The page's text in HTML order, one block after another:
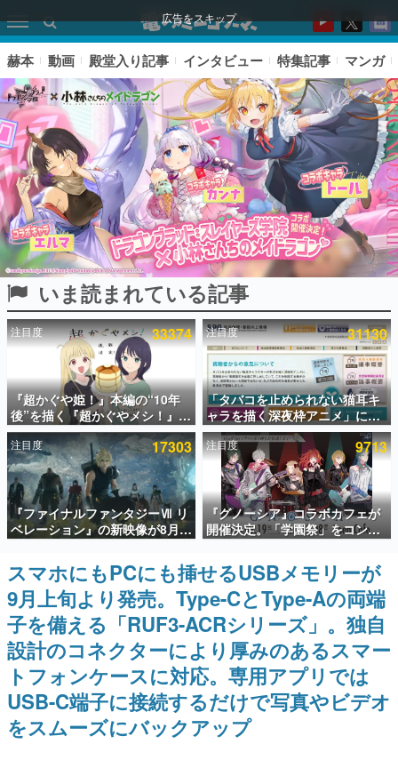
広告をスキップ
ピックアップ
電ファミのいま読まれている記事ランキング
アプリセール情報
インタビュー
連載・特集一覧
殿堂入り記事
SNS拡散数が数千以上！ ページビュー数万以上！ などな
ど。多くの人々に読まれた、電ファミ渾身の“殿堂入り”記
事をまとめました。
ゲームの企画書
名作ゲームクリエイターの方々に製作時のエピソードをお
聞きし、ヒットする企画（ゲーム）とは何か？を探ってい
きます。
赫本
この物語を解いてはいけない。『赫本』は、〈試験問題〉
の形をした短編ホラー小説集です。
新世代に訊く
これからのデジタルゲーム市場を担う若きクリエイター達
の姿を追い、彼らのルーツと情熱を探っていきます。
赫本 動画 殿堂入り記事 インタビュー 特集記事 マンガ
いま読まれている記事
注目度 33374
『超かぐや姫！』本編の“10年
後”を描く『超かぐやメシ！』
Web連載決定。新たなWebマン
ガレーベル「ビビビコミック」
にて特別話が掲載スタート、あ
のお話には…まだ続きがある！
注目度 31130
「タバコを止められない猫耳キ
ャラを描く深夜枠アニメ」に視
聴者の一部から批判意見。違法
薬物の使用と思しき描写も含め
て、BPOが議論を交わす
注目度 17303
『ファイナルファンタジーⅦ リ
ベレーション』の新映像が8月
26日早朝に公開へ。『FF7』リ
「gamescom」のオープニング
ナイトライブにてディレクター
の浜口直樹氏が登壇する予定
注目度 9713
『グノーシア』コラボカフェが
開催決定。「学園祭」をコンセ
プトに、模擬店やセツやSQ、ラ
キオたちが学祭バンドを楽しむ
様子を切り取った新グッズが展
開
スマホにもPCにも挿せるUSBメモリーが
9月上旬より発売。Type-CとType-Aの両端
子を備える「RUF3-ACRシリーズ」。独自
設計のコネクターにより厚みのあるスマー
トフォンケースに対応。専用アプリでは
USB-C端子に接続するだけで写真やビデオ
をスムーズにバックアップ